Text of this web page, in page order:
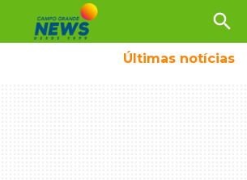
search
Últimas notícias